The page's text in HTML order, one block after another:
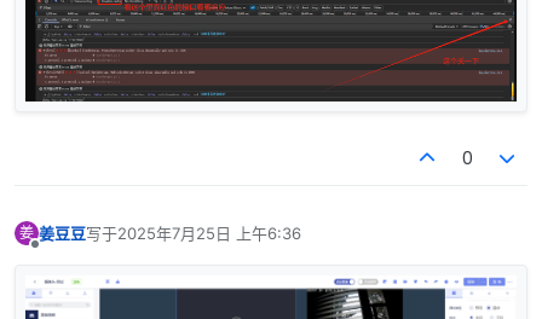
0
姜 姜豆豆写于2025年7月25日 上午6:36
最后由 编辑